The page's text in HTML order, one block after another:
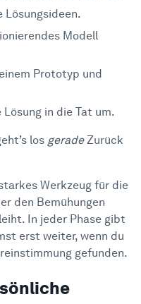
Lösungsideen.
Modell
Prototyp und
Lösung in die Tat um.
los geradeZurück
Werkzeug für die
den Bemühungen
In jeder Phase gibt
erst weiter, wenn du
gefunden.